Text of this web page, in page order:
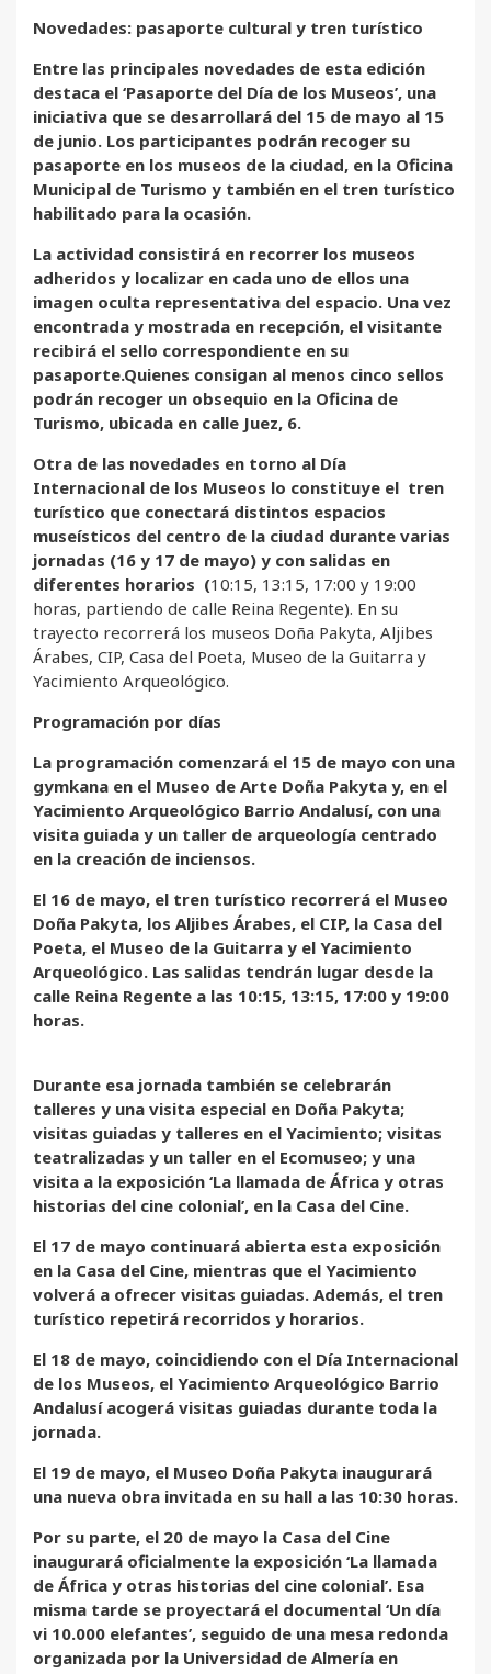
Novedades: pasaporte cultural y tren turístico
Entre las principales novedades de esta edición
destaca el ‘Pasaporte del Día de los Museos’, una
iniciativa que se desarrollará del 15 de mayo al 15
de junio. Los participantes podrán recoger su
pasaporte en los museos de la ciudad, en la Oficina
Municipal de Turismo y también en el tren turístico
habilitado para la ocasión.
La actividad consistirá en recorrer los museos
adheridos y localizar en cada uno de ellos una
imagen oculta representativa del espacio. Una vez
encontrada y mostrada en recepción, el visitante
recibirá el sello correspondiente en su
pasaporte.Quienes consigan al menos cinco sellos
podrán recoger un obsequio en la Oficina de
Turismo, ubicada en calle Juez, 6.
Otra de las novedades en torno al Día
Internacional de los Museos lo constituye el tren
turístico que conectará distintos espacios
museísticos del centro de la ciudad durante varias
jornadas (16 y 17 de mayo) y con salidas en
diferentes horarios (10:15, 13:15, 17:00 y 19:00
horas, partiendo de calle Reina Regente). En su
trayecto recorrerá los museos Doña Pakyta, Aljibes
Árabes, CIP, Casa del Poeta, Museo de la Guitarra y
Yacimiento Arqueológico.
Programación por días
La programación comenzará el 15 de mayo con una
gymkana en el Museo de Arte Doña Pakyta y, en el
Yacimiento Arqueológico Barrio Andalusí, con una
visita guiada y un taller de arqueología centrado
en la creación de inciensos.
El 16 de mayo, el tren turístico recorrerá el Museo
Doña Pakyta, los Aljibes Árabes, el CIP, la Casa del
Poeta, el Museo de la Guitarra y el Yacimiento
Arqueológico. Las salidas tendrán lugar desde la
calle Reina Regente a las 10:15, 13:15, 17:00 y 19:00
horas.
Durante esa jornada también se celebrarán
talleres y una visita especial en Doña Pakyta;
visitas guiadas y talleres en el Yacimiento; visitas
teatralizadas y un taller en el Ecomuseo; y una
visita a la exposición ‘La llamada de África y otras
historias del cine colonial’, en la Casa del Cine.
El 17 de mayo continuará abierta esta exposición
en la Casa del Cine, mientras que el Yacimiento
volverá a ofrecer visitas guiadas. Además, el tren
turístico repetirá recorridos y horarios.
El 18 de mayo, coincidiendo con el Día Internacional
de los Museos, el Yacimiento Arqueológico Barrio
Andalusí acogerá visitas guiadas durante toda la
jornada.
El 19 de mayo, el Museo Doña Pakyta inaugurará
una nueva obra invitada en su hall a las 10:30 horas.
Por su parte, el 20 de mayo la Casa del Cine
inaugurará oficialmente la exposición ‘La llamada
de África y otras historias del cine colonial’. Esa
misma tarde se proyectará el documental ‘Un día
vi 10.000 elefantes’, seguido de una mesa redonda
organizada por la Universidad de Almería en